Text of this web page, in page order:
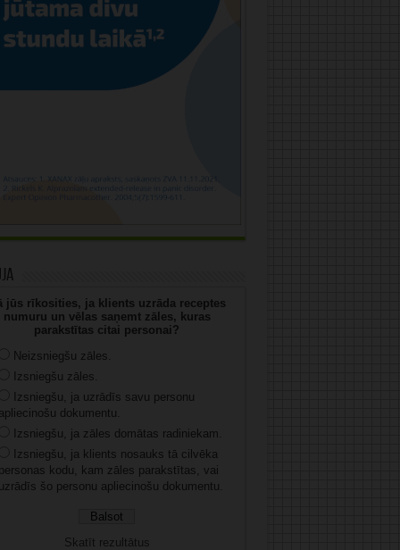
jūs rīkosities, ja klients uzrāda receptes
numuru un vēlas saņemt zāles, kuras
parakstītas citai personai?
Neizsniegšu zāles.
Izsniegšu zāles.
Izsniegšu, ja uzrādīs savu personu
dokumentu.
Izsniegšu, ja zāles domātas radiniekam.
Izsniegšu, ja klients nosauks tā cilvēka
kodu, kam zāles parakstītas, vai
šo personu apliecinošu dokumentu.
Skatīt rezultātus